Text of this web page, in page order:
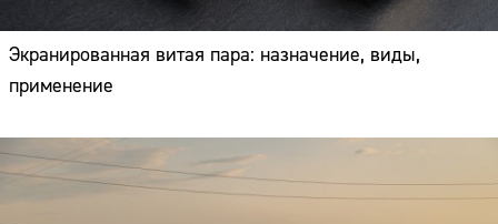
Экранированная витая пара: назначение, виды,
применение